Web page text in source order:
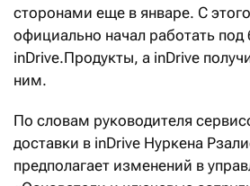
сторонами еще в январе. С
официально начал работать
inDrive.Продукты, а inDrive
ним.
По словам руководителя
доставки в inDrive Нуркена
предполагает изменений в